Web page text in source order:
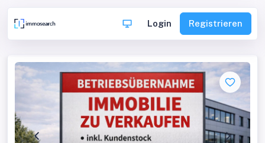
Login Registrieren